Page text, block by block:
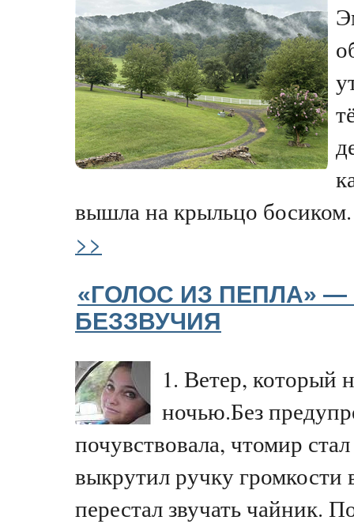
вышла на крыльцо
>>
«ГОЛОС ИЗ ПЕПЛА» —
БЕЗЗВУЧИЯ
1. Ветер, который
ночью.Без
почувствовала, чтомир
выкрутил ручку громкости
перестал звучать